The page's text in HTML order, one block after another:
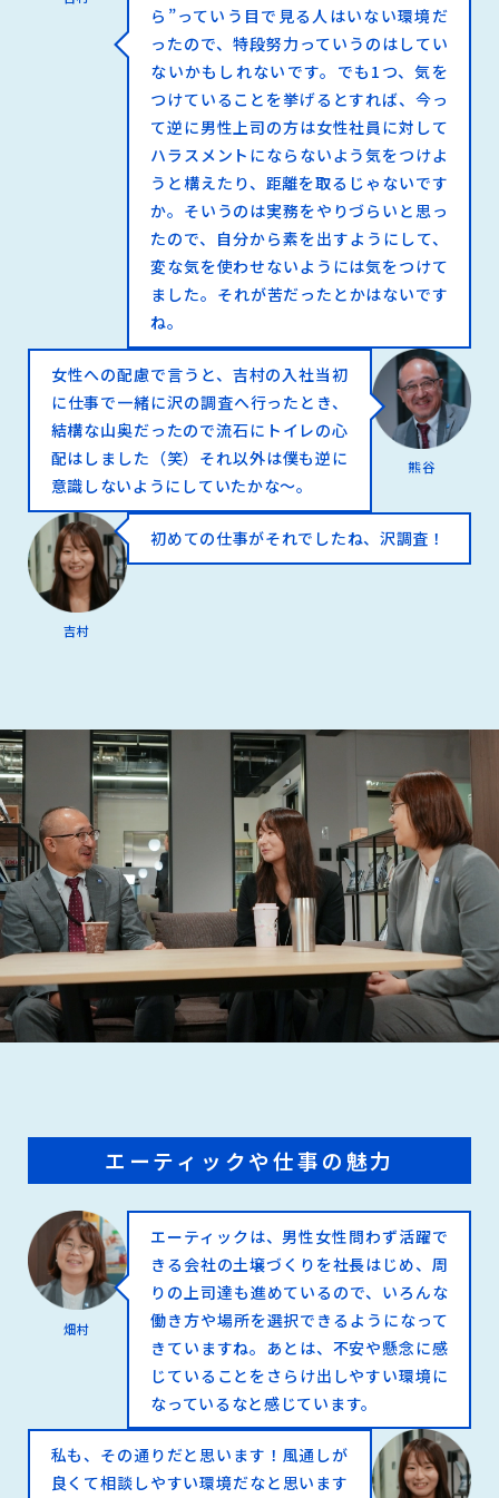
ら”っていう目で見る人はいない環境だ
ったので、特段努力っていうのはしてい
ないかもしれないです。でも1つ、気を
つけていることを挙げるとすれば、今っ
て逆に男性上司の方は女性社員に対して
ハラスメントにならないよう気をつけよ
うと構えたり、距離を取るじゃないです
か。そいうのは実務をやりづらいと思っ
たので、自分から素を出すようにして、
変な気を使わせないようには気をつけて
ました。それが苦だったとかはないです
ね。
熊谷
女性への配慮で言うと、吉村の入社当初
に仕事で一緒に沢の調査へ行ったとき、
結構な山奥だったので流石にトイレの心
配はしました（笑）それ以外は僕も逆に
意識しないようにしていたかな～。
吉村
初めての仕事がそれでしたね、沢調査！
エーティックや仕事の魅力
畑村
エーティックは、男性女性問わず活躍で
きる会社の土壌づくりを社長はじめ、周
りの上司達も進めているので、いろんな
働き方や場所を選択できるようになって
きていますね。あとは、不安や懸念に感
じていることをさらけ出しやすい環境に
なっているなと感じています。
私も、その通りだと思います！風通しが
良くて相談しやすい環境だなと思います